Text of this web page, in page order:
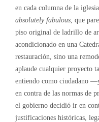
en cada columna de la
absolutely fabulous, que
piso original de ladrillo de
acondicionado en una
restauración, sino una
aplaude cualquier proyecto
entiendo como ciudadano
en contra de las normas de
el gobierno decidió ir en
justificaciones históricas,